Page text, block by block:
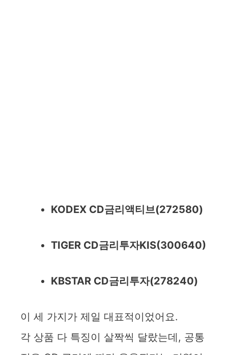
KODEX CD금리액티브(272580)
TIGER CD금리투자KIS(300640)
KBSTAR CD금리투자(278240)
이 세 가지가 제일 대표적이었어요.
각 상품 다 특징이 살짝씩 달랐는데, 공통